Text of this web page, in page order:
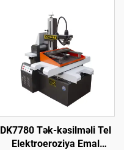
DK7780 Tək-kəsilməli Tel
Elektroeroziya Emal